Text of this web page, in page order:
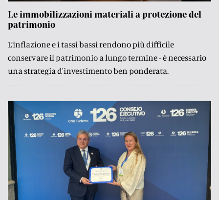
Le immobilizzazioni materiali a protezione del
patrimonio
L’inflazione e i tassi bassi rendono più difficile
conservare il patrimonio a lungo termine - è necessario
una strategia d'investimento ben ponderata.